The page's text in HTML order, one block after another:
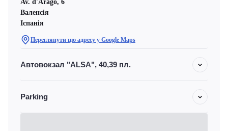
Av. d'Aragó, 6
Валенсія
Іспанія
Переглянути цю адресу у Google Maps
Автовокзал "ALSA", 40,39 пл.
Parking